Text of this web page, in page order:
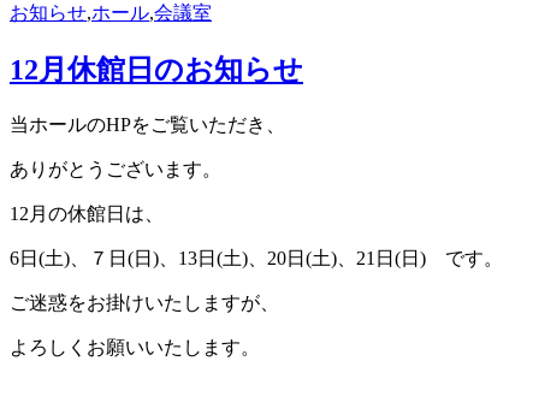
お知らせ,ホール,会議室
12月休館日のお知らせ
当ホールのHPをご覧いただき、
ありがとうございます。
12月の休館日は、
6日(土)、７日(日)、13日(土)、20日(土)、21日(日) です。
ご迷惑をお掛けいたしますが、
よろしくお願いいたします。